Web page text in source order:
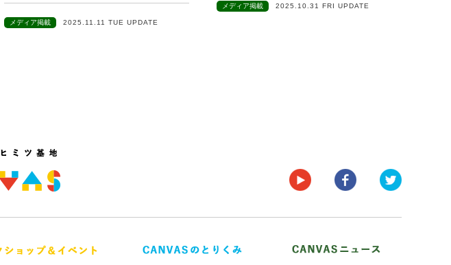
メディア掲載 2025.11.11 TUE UPDATE
メディア掲載 2025.10.31 FRI UPDATE